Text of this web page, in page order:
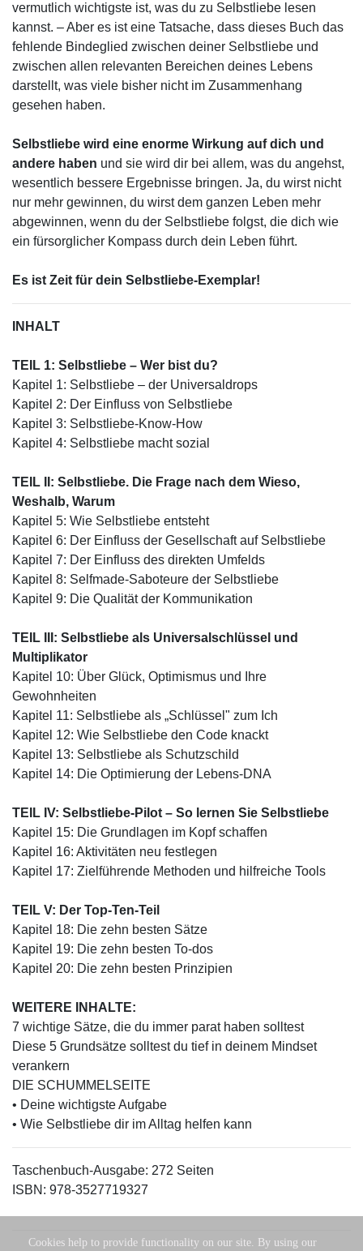
vermutlich wichtigste ist, was du zu Selbstliebe lesen
kannst. – Aber es ist eine Tatsache, dass dieses Buch das
fehlende Bindeglied zwischen deiner Selbstliebe und
zwischen allen relevanten Bereichen deines Lebens
darstellt, was viele bisher nicht im Zusammenhang
gesehen haben.
Selbstliebe wird eine enorme Wirkung auf dich und
andere haben und sie wird dir bei allem, was du angehst,
wesentlich bessere Ergebnisse bringen. Ja, du wirst nicht
nur mehr gewinnen, du wirst dem ganzen Leben mehr
abgewinnen, wenn du der Selbstliebe folgst, die dich wie
ein fürsorglicher Kompass durch dein Leben führt.
Es ist Zeit für dein Selbstliebe-Exemplar!
INHALT
TEIL 1: Selbstliebe – Wer bist du?
Kapitel 1: Selbstliebe – der Universaldrops
Kapitel 2: Der Einfluss von Selbstliebe
Kapitel 3: Selbstliebe-Know-How
Kapitel 4: Selbstliebe macht sozial
TEIL II: Selbstliebe. Die Frage nach dem Wieso,
Weshalb, Warum
Kapitel 5: Wie Selbstliebe entsteht
Kapitel 6: Der Einfluss der Gesellschaft auf Selbstliebe
Kapitel 7: Der Einfluss des direkten Umfelds
Kapitel 8: Selfmade-Saboteure der Selbstliebe
Kapitel 9: Die Qualität der Kommunikation
TEIL III: Selbstliebe als Universalschlüssel und
Multiplikator
Kapitel 10: Über Glück, Optimismus und Ihre
Gewohnheiten
Kapitel 11: Selbstliebe als „Schlüssel" zum Ich
Kapitel 12: Wie Selbstliebe den Code knackt
Kapitel 13: Selbstliebe als Schutzschild
Kapitel 14: Die Optimierung der Lebens-DNA
TEIL IV: Selbstliebe-Pilot – So lernen Sie Selbstliebe
Kapitel 15: Die Grundlagen im Kopf schaffen
Kapitel 16: Aktivitäten neu festlegen
Kapitel 17: Zielführende Methoden und hilfreiche Tools
TEIL V: Der Top-Ten-Teil
Kapitel 18: Die zehn besten Sätze
Kapitel 19: Die zehn besten To-dos
Kapitel 20: Die zehn besten Prinzipien
WEITERE INHALTE:
7 wichtige Sätze, die du immer parat haben solltest
Diese 5 Grundsätze solltest du tief in deinem Mindset
verankern
DIE SCHUMMELSEITE
• Deine wichtigste Aufgabe
• Wie Selbstliebe dir im Alltag helfen kann
Taschenbuch-Ausgabe: 272 Seiten
ISBN: 978-3527719327
Cookies help to provide functionality on our site. By using our